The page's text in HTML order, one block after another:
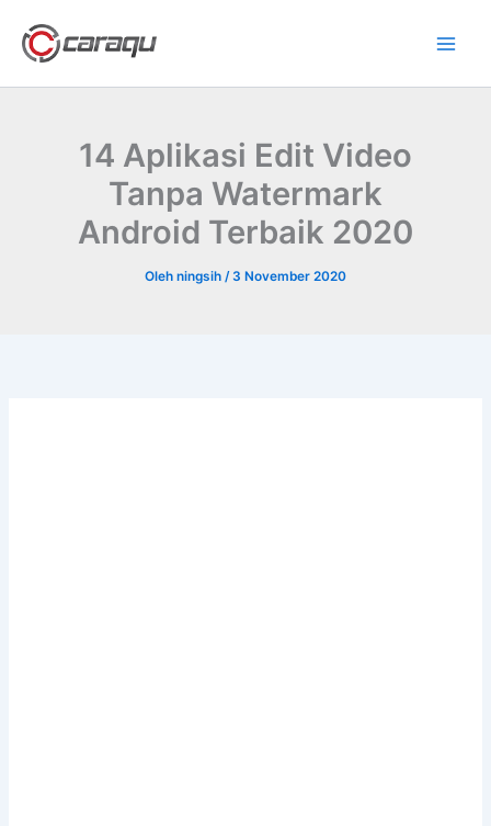
konten
14 Aplikasi Edit Video
Tanpa Watermark
Android Terbaik 2020
Oleh ningsih / 3 November 2020